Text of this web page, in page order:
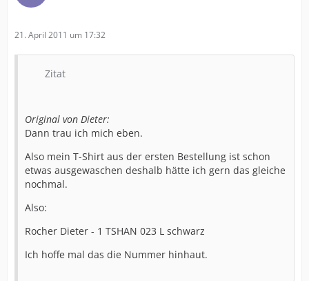
21. April 2011 um 17:32
Zitat
Original von Dieter:
Dann trau ich mich eben.
Also mein T-Shirt aus der ersten Bestellung ist schon
etwas ausgewaschen deshalb hätte ich gern das gleiche
nochmal.
Also:
Rocher Dieter - 1 TSHAN 023 L schwarz
Ich hoffe mal das die Nummer hinhaut.